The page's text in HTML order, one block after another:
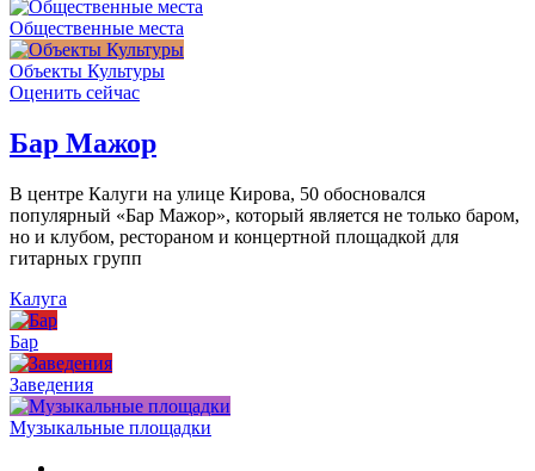
Общественные места
Объекты Культуры
Оценить сейчас
Бар Мажор
В центре Калуги на улице Кирова, 50 обосновался
популярный «Бар Мажор», который является не только баром,
но и клубом, рестораном и концертной площадкой для
гитарных групп
Калуга
Бар
Заведения
Музыкальные площадки